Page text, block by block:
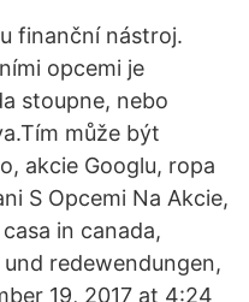
finanční nástroj.
opcemi je
stoupne, nebo
může být
akcie Googlu, ropa
S Opcemi Na Akcie,
in canada,
redewendungen,
19, 2017 at 4:24